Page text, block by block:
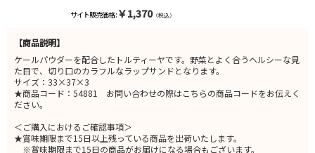
サイト販売価格 : ￥1,370（税込）
【商品説明】
ケールパウダーを配合したトルティーヤです。野菜とよく合うヘルシーな見
た目で、切り口のカラフルなラップサンドとなります。
サイズ：33×37×3
★商品コード：54881 お問い合わせの際はこちらの商品コードをお伝えく
ださい。
＜ご購入におけるご確認事項＞
★賞味期限まで15日以上残っている商品を出荷いたします。
※賞味期限まで15日の商品がお届けになる場合もございます。